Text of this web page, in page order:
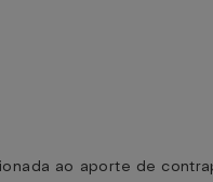
ao aporte de